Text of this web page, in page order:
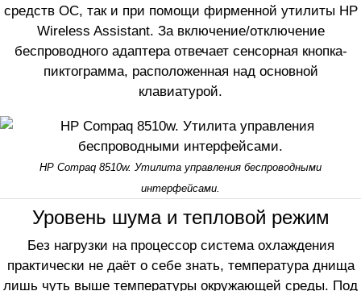
средств ОС, так и при помощи фирменной утилиты HP
Wireless Assistant. За включение/отключение
беспроводного адаптера отвечает сенсорная кнопка-
пиктограмма, расположенная над основной
клавиатурой.
HP Compaq 8510w. Утилита управления беспроводными
интерфейсами.
Уровень шума и тепловой режим
Без нагрузки на процессор система охлаждения
практически не даёт о себе знать, температура днища
лишь чуть выше температуры окружающей среды. Под